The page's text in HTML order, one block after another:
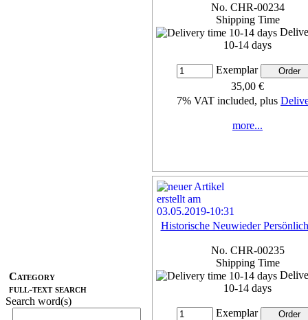
Category
full-text search
Search word(s)
No. CHR-00234
Shipping Time
10-14 days
Exemplar
35,00 €
7% VAT included, plus
more...
Historische Neuwieder
No. CHR-00235
Shipping Time
10-14 days
Exemplar